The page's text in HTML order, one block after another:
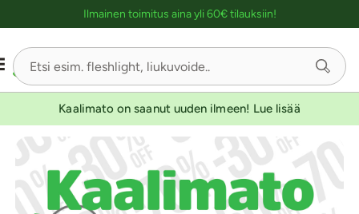
Ilmainen toimitus aina yli 60€ tilauksiin!
Kaalimato on saanut uuden ilmeen! Lue lisää